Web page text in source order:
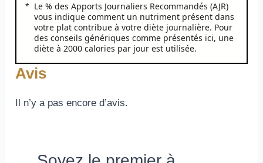
Le % des Apports Journaliers Recommandés (AJR)
vous indique comment un nutriment présent dans
votre plat contribue à votre diète journalière. Pour
des conseils génériques comme présentés ici, une
diète à 2000 calories par jour est utilisée.
Avis
Il n’y a pas encore d’avis.